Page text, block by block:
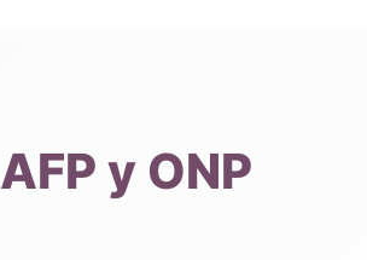
y ONP